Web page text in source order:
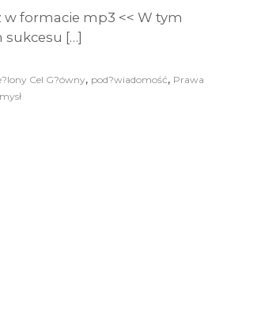
w formacie mp3 << W tym
[…]
Cel G?ówny, pod?wiadomość, Prawa